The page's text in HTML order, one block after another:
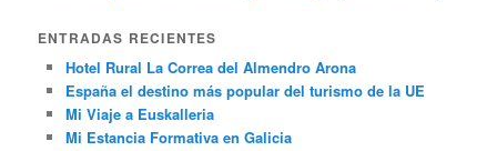
ENTRADAS RECIENTES
Hotel Rural La Correa del Almendro Arona
España el destino más popular del turismo de la UE
Mi Viaje a Euskalleria
Mi Estancia Formativa en Galicia